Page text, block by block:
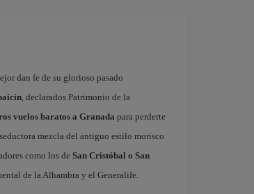
dan fe de su glorioso pasado
, declarados Patrimonio de la
vuelos baratos a Granada para perderte
mezcla del antiguo estilo morisco
como los de San Cristóbal o San
de la Alhambra y el Generalife.